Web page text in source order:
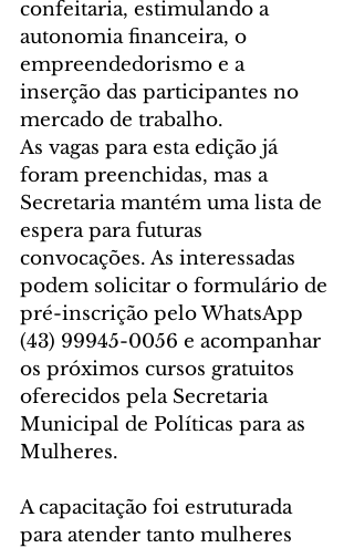
confeitaria, estimulando a
autonomia financeira, o
empreendedorismo e a
inserção das participantes no
mercado de trabalho.
As vagas para esta edição já
foram preenchidas, mas a
Secretaria mantém uma lista de
espera para futuras
convocações. As interessadas
podem solicitar o formulário de
pré-inscrição pelo WhatsApp
(43) 99945-0056 e acompanhar
os próximos cursos gratuitos
oferecidos pela Secretaria
Municipal de Políticas para as
Mulheres.
A capacitação foi estruturada
para atender tanto mulheres